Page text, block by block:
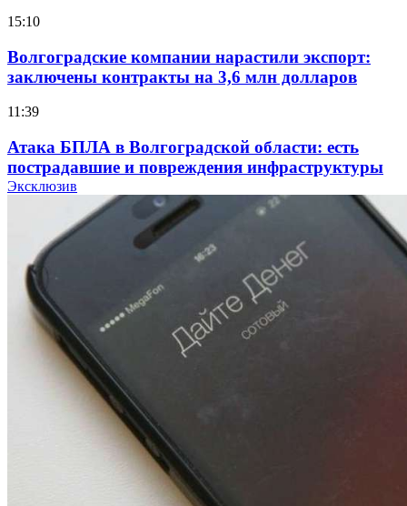
15:10
Волгоградские компании нарастили экспорт:
заключены контракты на 3,6 млн долларов
11:39
Атака БПЛА в Волгоградской области: есть
пострадавшие и повреждения инфраструктуры
Волгоградские вузы в топе зарплатного
рейтинга: ВолгГТУ и ВолгГМУ вошли в топ‑15
для химической отрасли и фармацевтики
18:39
В Красноармейском районе Волгограда стартует
конкурс на ремонт моста через Волго‑Донской
судоходный канал
Фестиваль #ТриЧетыре в Волгограде пройдёт
11–13 сентября в рамках Года единства народов
Эксклюзив